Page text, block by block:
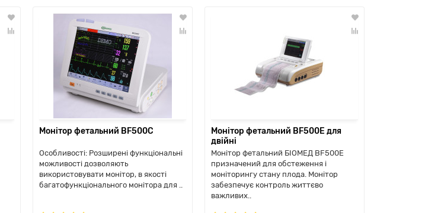
Монітор фетальний BF500C
Особливості: Розширені функціональні
можливості дозволяють
використовувати монітор, в якості
багатофункціонального монітора для ..
Монітор фетальний BF500Е для
двійні
Монітор фетальний БІОМЕД BF500E
призначений для обстеження і
моніторингу стану плода. Монітор
забезпечує контроль життєво
важливих..